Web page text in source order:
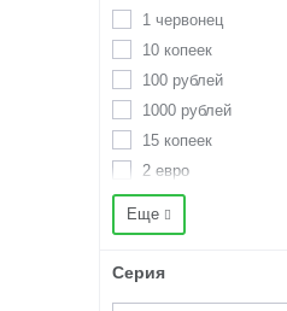
1 червонец
10 копеек
100 рублей
1000 рублей
15 копеек
2 евро
2 копейки
2 рубля
Еще
Серия